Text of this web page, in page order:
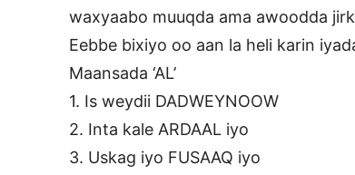
waxyaabo muuqda ama awoodda
Eebbe bixiyo oo aan la heli karin
Maansada ‘AL’
1. Is weydii DADWEYNOOW
2. Inta kale ARDAAL iyo
3. Uskag iyo FUSAAQ iyo